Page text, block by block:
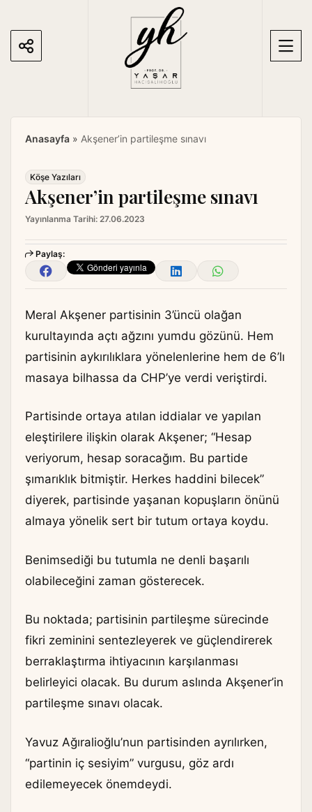
Anasayfa » Akşener’in partileşme sınavı
Köşe Yazıları
Akşener’in partileşme sınavı
Yayınlanma Tarihi: 27.06.2023
Paylaş:
Meral Akşener partisinin 3’üncü olağan
kurultayında açtı ağzını yumdu gözünü. Hem
partisinin aykırılıklara yönelenlerine hem de 6’lı
masaya bilhassa da CHP’ye verdi veriştirdi.
Partisinde ortaya atılan iddialar ve yapılan
eleştirilere ilişkin olarak Akşener; “Hesap
veriyorum, hesap soracağım. Bu partide
şımarıklık bitmiştir. Herkes haddini bilecek”
diyerek, partisinde yaşanan kopuşların önünü
almaya yönelik sert bir tutum ortaya koydu.
Benimsediği bu tutumla ne denli başarılı
olabileceğini zaman gösterecek.
Bu noktada; partisinin partileşme sürecinde
fikri zeminini sentezleyerek ve güçlendirerek
berraklaştırma ihtiyacının karşılanması
belirleyici olacak. Bu durum aslında Akşener’in
partileşme sınavı olacak.
Yavuz Ağıralioğlu’nun partisinden ayrılırken,
“partinin iç sesiyim” vurgusu, göz ardı
edilemeyecek önemdeydi.